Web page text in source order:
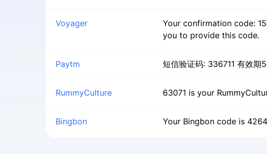
Voyager
Your confirmation code:
you to provide this code.
Paytm 短信验证码: 336711 有效期
RummyCulture 63071 is your
Bingbon Your Bingbon code is